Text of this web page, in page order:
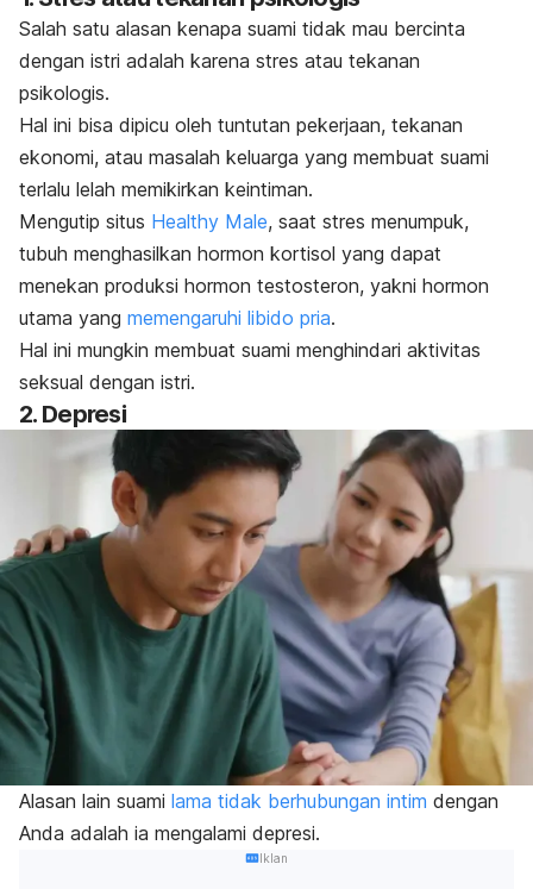
Salah satu alasan kenapa suami tidak mau bercinta
dengan istri adalah karena stres atau tekanan
psikologis.
Hal ini bisa dipicu oleh tuntutan pekerjaan, tekanan
ekonomi, atau masalah keluarga yang membuat suami
terlalu lelah memikirkan keintiman.
Mengutip situs Healthy Male, saat stres menumpuk,
tubuh menghasilkan hormon kortisol yang dapat
menekan produksi hormon testosteron, yakni hormon
utama yang memengaruhi libido pria.
Hal ini mungkin membuat suami menghindari aktivitas
seksual dengan istri.
2. Depresi
Alasan lain suami lama tidak berhubungan intim dengan
Anda adalah ia mengalami depresi.
Iklan